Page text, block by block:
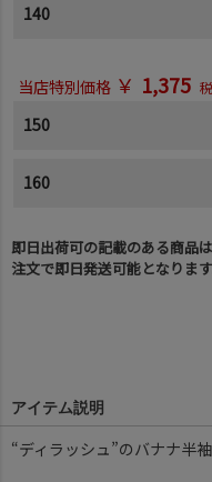
140
当店特別価格 ￥ 1,375
150
160
即日出荷可の記載のある商品
注文で即日発送可能となります
アイテム説明
“ディラッシュ”のバナナ半